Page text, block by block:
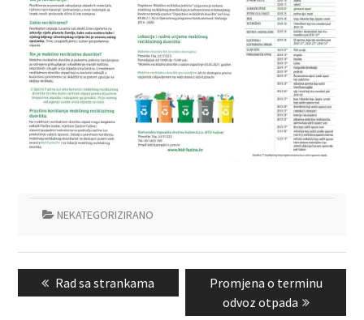
NEKATEGORIZIRANO
Navigacija
objavaPrevious
post:
Rad sa strankama
Next
post:
Promjena o terminu
odvoz otpada